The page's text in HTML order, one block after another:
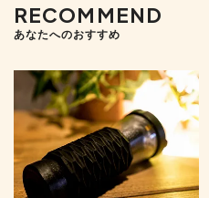
RECOMMEND
あなたへのおすすめ